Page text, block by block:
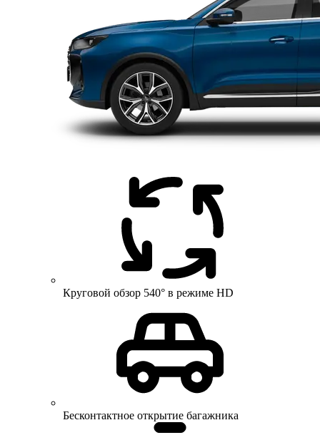
Круговой обзор 540° в режиме HD
Бесконтактное открытие багажника